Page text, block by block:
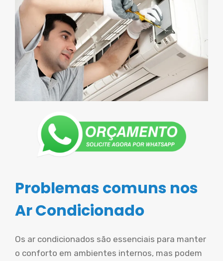
Problemas comuns nos
Ar Condicionado
Os ar condicionados são essenciais para manter
o conforto em ambientes internos, mas podem